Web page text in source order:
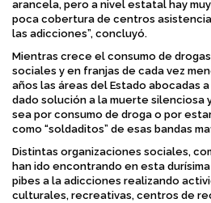
arancela, pero a nivel estatal hay
poca cobertura de centros
las adicciones”, concluyó.
Mientras crece el consumo de
sociales y en franjas de cada vez
años las áreas del Estado abocadas
dado solución a la muerte silenciosa
sea por consumo de droga o por
como “soldaditos” de esas bandas
Distintas organizaciones sociales,
han ido encontrando en esta
pibes a la adicciones realizando
culturales, recreativas, centros de